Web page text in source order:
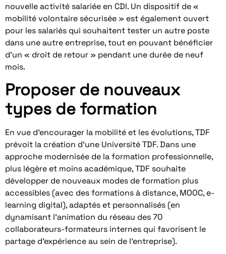
nouvelle activité salariée en CDI. Un dispositif de «
mobilité volontaire sécurisée » est également ouvert
pour les salariés qui souhaitent tester un autre poste
dans une autre entreprise, tout en pouvant bénéficier
d’un « droit de retour » pendant une durée de neuf
mois.
Proposer de nouveaux
types de formation
En vue d’encourager la mobilité et les évolutions, TDF
prévoit la création d’une Université TDF. Dans une
approche modernisée de la formation professionnelle,
plus légère et moins académique, TDF souhaite
développer de nouveaux modes de formation plus
accessibles (avec des formations à distance, MOOC, e-
learning digital), adaptés et personnalisés (en
dynamisant l’animation du réseau des 70
collaborateurs-formateurs internes qui favorisent le
partage d’expérience au sein de l’entreprise).